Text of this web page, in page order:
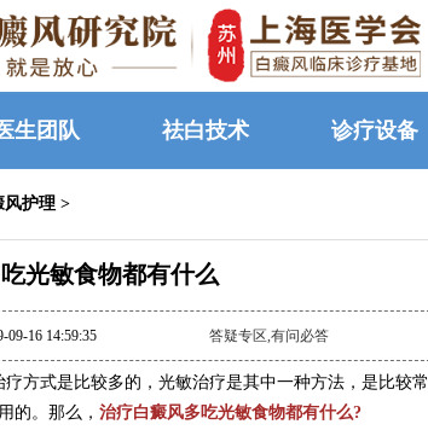
生团队 祛白技术 诊疗设备
风护理 >
光敏食物都有什么
09-16 14:59:35 答疑专区,有问必答
疗方式是比较多的，光敏治疗是其中一种方法，是比较常
的。那么， 治疗白癜风多吃光敏食物都有什么?